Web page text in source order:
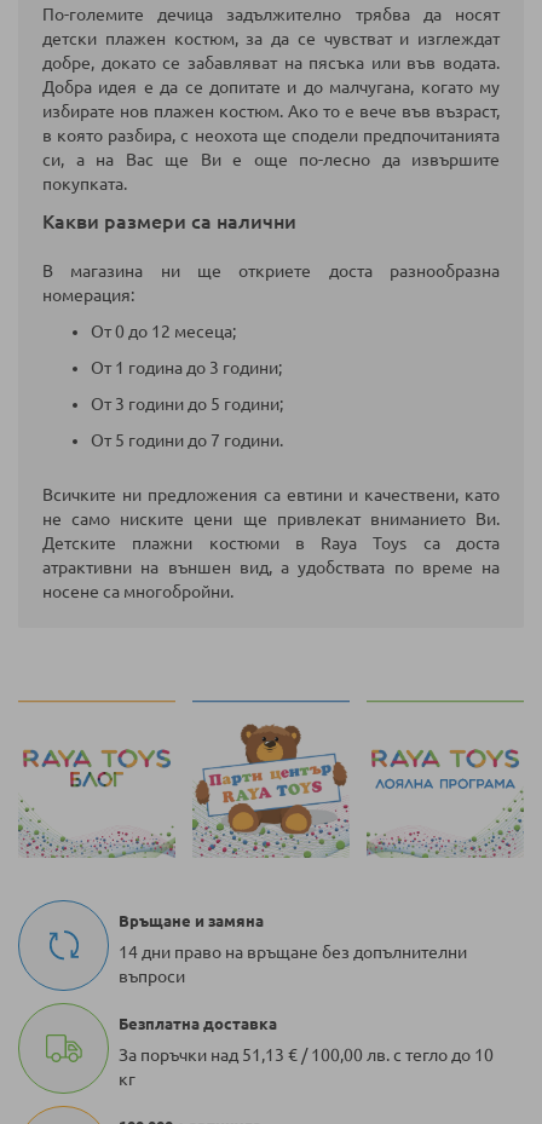
По-големите дечица задължително трябва да носят
детски плажен костюм, за да се чувстват и изглеждат
добре, докато се забавляват на пясъка или във водата.
Добра идея е да се допитате и до малчугана, когато му
избирате нов плажен костюм. Ако то е вече във възраст,
в която разбира, с неохота ще сподели предпочитанията
си, а на Вас ще Ви е още по-лесно да извършите
покупката.
Какви размери са налични
В магазина ни ще откриете доста разнообразна
номерация:
От 0 до 12 месеца;
От 1 година до 3 години;
От 3 години до 5 години;
От 5 години до 7 години.
Всичките ни предложения са евтини и качествени, като
не само ниските цени ще привлекат вниманието Ви.
Детските плажни костюми в Raya Toys са доста
атрактивни на външен вид, а удобствата по време на
носене са многобройни.
Връщане и замяна
14 дни право на връщане без допълнителни
въпроси
Безплатна доставка
За поръчки над 51,13 € / 100,00 лв. с тегло до 10
кг